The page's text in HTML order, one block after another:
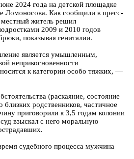
2024 года на детской площадке
Ломоносова. Как сообщили в пресс-
местный житель решил
2009 и 2010 годов
показывая гениталии.
является умышленным,
неприкосновенности
к категории особо тяжких, —
(раскаяние, состояние
близких родственников, частичное
приговорили к 3,5 годам колонии
взыскал с него моральную
судебного процесса мужчина